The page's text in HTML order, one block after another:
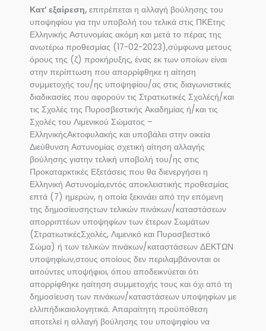
Κατ’ εξαίρεση, επιτρέπεται η αλλαγή βούλησης του
υποψηφίου για την υποβολή του τελικά στις ΠΚΕτης
Ελληνικής Αστυνομίας ακόμη και μετά το πέρας της
ανωτέρω προθεσμίας (17-02-2023),σύμφωνα μετους
όρους της (ζ) προκήρυξης, ένας εκ των οποίων είναι
στην περίπτωση που απορρίφθηκε η αίτηση
συμμετοχής του/ης υποψηφίου/ας στις διαγωνιστικές
διαδικασίες που αφορούν τις Στρατιωτικές Σχολέςή/και
τις Σχολές της Πυροσβεστικής Ακαδημίας ή/και τις
Σχολές του Λιμενικού Σώματος –
ΕλληνικήςΑκτοφυλακής και υποβάλει στην οικεία
Διεύθυνση Αστυνομίας σχετική αίτηση αλλαγής
βούλησης γιατην τελική υποβολή του/ης στις
Προκαταρκτικές Εξετάσεις που θα διενεργήσει η
Ελληνική Αστυνομία,εντός αποκλειστικής προθεσμίας
επτά (7) ημερών, η οποία ξεκινάει από την επόμενη
της δημοσίευσηςτων τελικών πινάκων/καταστάσεων
απορριπτέων υποψηφίων των έτερων Σωμάτων
(ΣτρατιωτικέςΣχολές, Λιμενικό και Πυροσβεστικό
Σώμα) ή των τελικών πινάκων/καταστάσεων ΔΕΚΤΩΝ
υποψηφίων,στους οποίους δεν περιλαμβάνονται οι
αιτούντες υποψήφιοι, όπου αποδεικνύεται ότι
απορρίφθηκε ηαίτηση συμμετοχής τους και όχι από τη
δημοσίευση των πινάκων/καταστάσεων υποψηφίων με
ελλιπήδικαιολογητικά. Απαραίτητη προϋπόθεση
αποτελεί η αλλαγή βούλησης του υποψηφίου να